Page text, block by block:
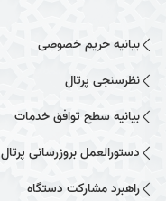
بیانیه حریم خصوصی
نظرسنجی پرتال
بیانیه سطح توافق خدمات
دستورالعمل بروزرسانی پرتال
راهبرد مشارکت دستگاه